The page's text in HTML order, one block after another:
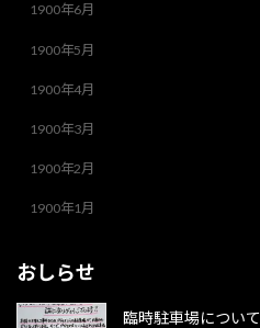
1900年6月
1900年5月
1900年4月
1900年3月
1900年2月
1900年1月
おしらせ
臨時駐車場について